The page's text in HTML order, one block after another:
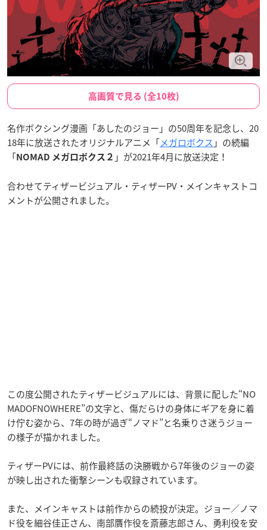
高画質で見る (全10枚)
名作ボクシング漫画「あしたのジョー」の50周年を記念し、20
18年に放送されたオリジナルアニメ「メガロボクス 」の続編
「 NOMAD メガロボクス２ 」が2021年4月に放送決定！
合わせてティザービジュアル・ティザーPV・メインキャストコ
メントが公開されました。
この度公開されたティザービジュアルには、背景に配した“NO
MADOFNOWHERE”の文字と、傷だらけの身体にギアを身に着
け佇む姿から、7年の時が過ぎ“ノマド”と名乗りさ迷うジョー
の様子が描かれました。
ティザーPVには、前作最終話の決勝戦から7年後のジョーの姿
が映し出された衝撃シーンも収録されています。
また、メインキャストは前作からの続投が決定。ジョー／ノマ
ド役を細谷佳正さん、南部贋作役を斎藤志郎さん、勇利役を安